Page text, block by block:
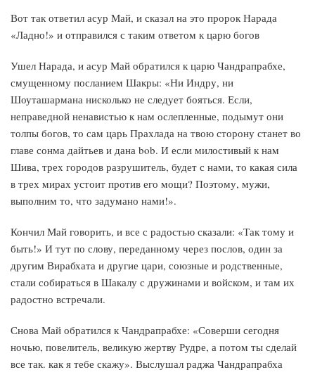
Вот так ответил асур Май, и сказал на это пророк Нарада
«Ладно!» и отправился с таким ответом к царю богов
Ушел Нарада, и асур Май обратился к царю Чандрапрабхе,
смущенному посланием Шакры: «Ни Индру, ни
Шоуташармана нисколько не следует бояться. Если,
неправедной ненавистью к нам ослепленные, подымут они
толпы богов, то сам царь Прахлада на твою сторону станет во
главе сонма дайтьев и дана bob. И если милостивый к нам
Шива, трех городов разрушитель, будет с нами, то какая сила
в трех мирах устоит против его мощи? Поэтому, мужи,
выполним то, что задумано нами!».
Кончил Май говорить, и все с радостью сказали: «Так тому и
быть!» И тут по слову, переданному через послов, один за
другим Вирабхата и другие цари, союзные и родственные,
стали собираться в Шакалу с дружинами и войском, и там их
радостно встречали.
Снова Май обратился к Чандрапрабхе: «Соверши сегодня
ночью, повелитель, великую жертву Рудре, а потом ты сделай
все так. как я тебе скажу». Выслушал раджа Чандрапрабха